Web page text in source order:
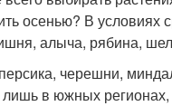
осенью? В условиях
алыча, рябина,
черешни,
в южных